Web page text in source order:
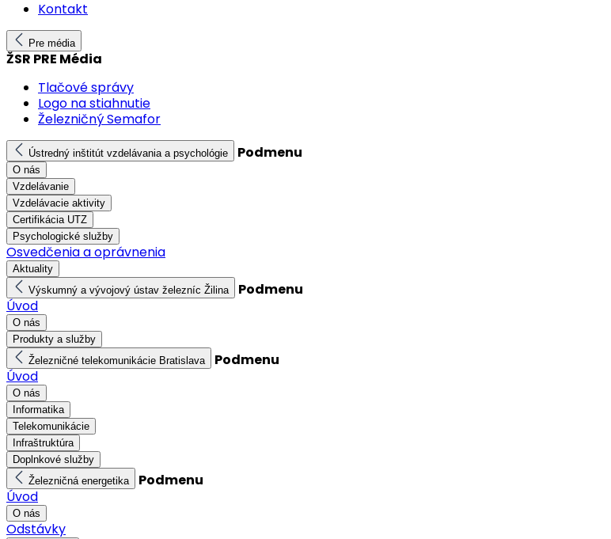
Kontakt
Pre média
ŽSR PRE Média
Tlačové správy
Logo na stiahnutie
Železničný Semafor
Ústredný inštitút vzdelávania a psychológie Podmenu
O nás
Vzdelávanie
Vzdelávacie aktivity
Certifikácia UTZ
Psychologické služby
Osvedčenia a oprávnenia
Aktuality
Výskumný a vývojový ústav železníc Žilina
Podmenu
Úvod
O nás
Produkty a služby
Železničné telekomunikácie Bratislava
Podmenu
Úvod
O nás
Informatika
Telekomunikácie
Infraštruktúra
Doplnkové služby
Železničná energetika
Podmenu
Úvod
O nás
Odstávky